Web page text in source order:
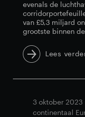
evenals de
van £5,3 miljard
grootste binnen
Lees
3 oktober 2023
continentaal